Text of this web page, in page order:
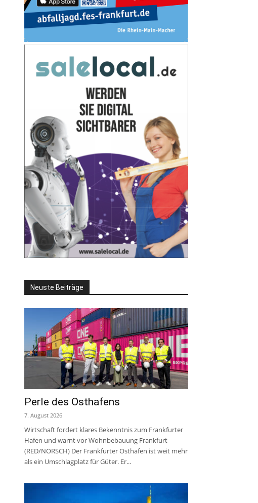
Neuste Beiträge
Perle des Osthafens
7. August 2026
Wirtschaft fordert klares Bekenntnis zum Frankfurter
Hafen und warnt vor Wohnbebauung Frankfurt
(RED/NORSCH) Der Frankfurter Osthafen ist weit mehr
als ein Umschlagplatz für Güter. Er...